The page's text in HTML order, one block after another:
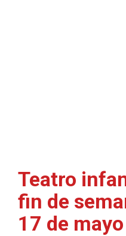
Teatro
fin de
17 de